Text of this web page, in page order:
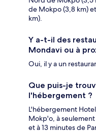
de Mokpo (3,8 km)
km).
Y a-t-il des
Mondavi ou à
Oui, il y a un
Que puis-je
l'hébergement ?
L'hébergement
Mokp'o, à
et à 13 minutes de